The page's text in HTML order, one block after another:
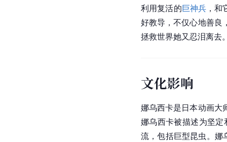
利用复活的巨神兵 ，
好教导，不仅心地善良
拯救世界她又忍泪离去
文化影响
娜乌西卡是日本动画大
娜乌西卡被描述为坚
流，包括巨型昆虫。娜